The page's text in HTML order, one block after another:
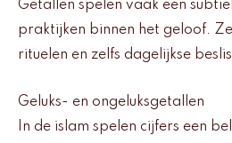
Getallen spelen vaak een
praktijken binnen het geloof.
rituelen en zelfs dagelijkse
Geluks- en ongeluksgetallen
In de islam spelen cijfers een